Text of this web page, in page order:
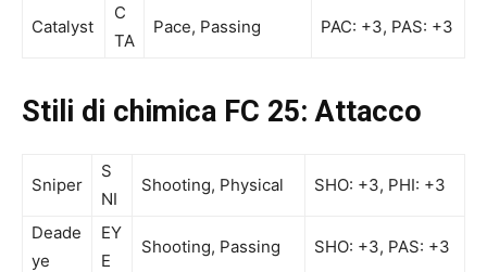
Catalyst
C
TA
Pace, Passing PAC: +3, PAS: +3
Stili di chimica FC 25: Attacco
Sniper
S
NI
Shooting, Physical SHO: +3, PHI: +3
Deade
ye
EY
E
Shooting, Passing SHO: +3, PAS: +3